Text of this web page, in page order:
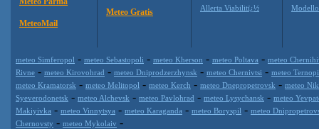
MeteoMail
Meteo Gratis Allerta Viabilitï¿½
meteo Simferopol - meteo Sebastopoli - meteo Kherson - meteo Poltava - meteo
Rivne - meteo Kirovohrad - meteo Dniprodzerzhynsk - meteo Chernivtsi - meteo
meteo Kramatorsk - meteo Melitopol - meteo Kerch - meteo Dnepropetrovsk - meteo
Syeverodonetsk - meteo Alchevsk - meteo Pavlohrad - meteo Lysychansk - meteo
Makiyivka - meteo Vinnytsya - meteo Karaganda - meteo Boryspil - meteo
Chernovsty - meteo Mykolaiv -